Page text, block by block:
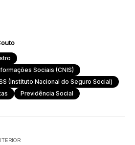
Sociais (CNIS)
(Instituto Nacional do Seguro Social)
Previdência Social